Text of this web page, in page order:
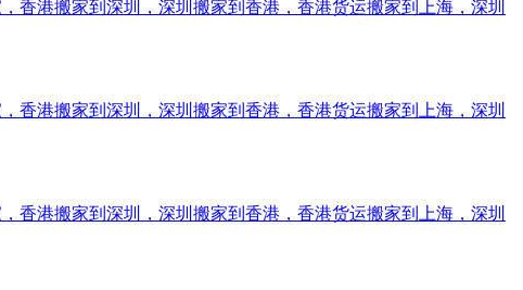
香港搬家到深圳，深圳搬家到香港，香港货运搬家到上海，深圳
香港搬家到深圳，深圳搬家到香港，香港货运搬家到上海，深圳
香港搬家到深圳，深圳搬家到香港，香港货运搬家到上海，深圳